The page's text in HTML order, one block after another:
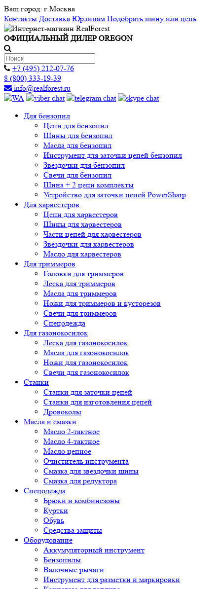
Ваш город: г Москва
Контакты Доставка Юрлицам Подобрать шину или цепь
ОФИЦИАЛЬНЫЙ ДИЛЕР OREGON
+7 (495) 212-07-76
8 (800) 333-19-39
info@realforest.ru
Для бензопил
Цепи для бензопил
Шины для бензопил
Масла для бензопил
Инструмент для заточки цепей бензопил
Звездочки для бензопил
Свечи для бензопил
Шина + 2 цепи комплекты
Устройство для заточки цепей PowerSharp
Для харвестеров
Цепи для харвестеров
Шины для харвестеров
Части цепей для харвестеров
Звездочки для харвестеров
Масло для харвестеров
Для триммеров
Головки для триммеров
Леска для триммеров
Масла для триммеров
Ножи для триммеров и кусторезов
Свечи для триммеров
Спецодежда
Для газонокосилок
Леска для газонокосилок
Масла для газонокосилок
Ножи для газонокосилок
Свечи для газонокосилок
Станки
Cтанки для заточки цепей
Станки для изготовления цепей
Дровоколы
Масла и смазки
Масло 2-тактное
Масло 4-тактное
Масло цепное
Очиститель инструмента
Смазка для звездочки шины
Смазка для редуктора
Спецодежда
Брюки и комбинезоны
Куртки
Обувь
Средства защиты
Оборудование
Аккумуляторный инструмент
Бензопилы
Валочные рычаги
Инструмент для разметки и маркировки